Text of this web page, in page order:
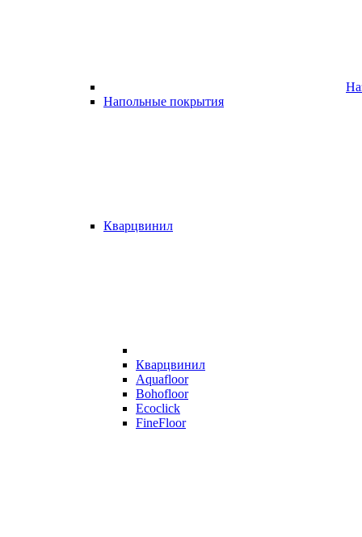
Напольные покрытия
Кварцвинил
Кварцвинил
Aquafloor
Bohofloor
Ecoclick
FineFloor